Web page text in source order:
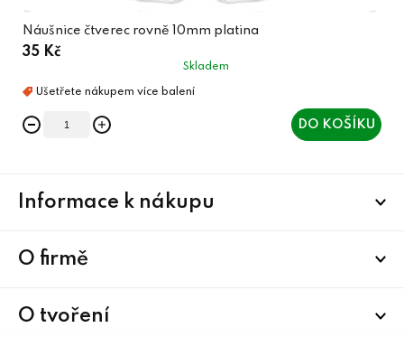
Náušnice čtverec rovně 10mm platina
35 Kč
Skladem
DO KOŠÍKU
Informace k nákupu
O firmě
O tvoření